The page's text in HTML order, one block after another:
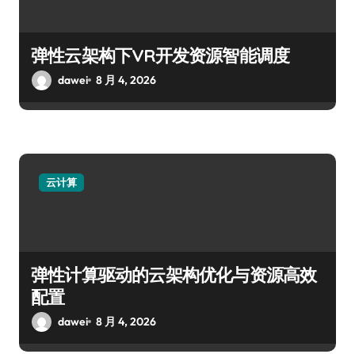
弹性云架构下VR开发资源智能调度
dawei 8 月 4, 2026
云计算
弹性计算驱动的云架构优化与资源高效
配置
dawei 8 月 4, 2026